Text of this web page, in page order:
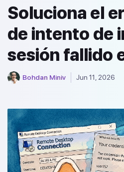
Soluciona el
de intento de
sesión fallido
Bohdan Miniv Jun 11, 2026